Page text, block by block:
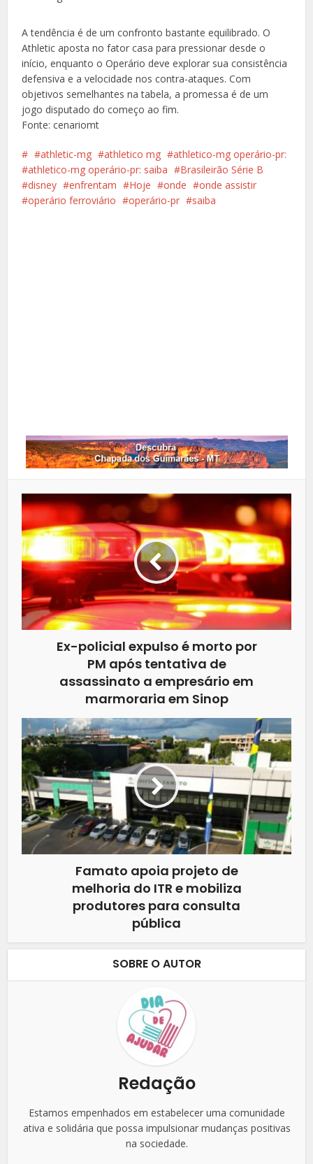
A tendência é de um confronto bastante equilibrado. O
Athletic aposta no fator casa para pressionar desde o
início, enquanto o Operário deve explorar sua consistência
defensiva e a velocidade nos contra-ataques. Com
objetivos semelhantes na tabela, a promessa é de um
jogo disputado do começo ao fim.
Fonte: cenariomt
athletic-mg athletico mg
athletico-mg operário-pr:
athletico-mg operário-pr: saiba
Brasileirão Série B
disney
enfrentam Hoje onde
onde assistir
operário ferroviário
operário-pr saiba
Ex-policial expulso é morto por
PM após tentativa de
assassinato a empresário em
marmoraria em Sinop
Famato apoia projeto de
melhoria do ITR e mobiliza
produtores para consulta
pública
SOBRE O AUTOR
Redação
Estamos empenhados em estabelecer uma comunidade
ativa e solidária que possa impulsionar mudanças positivas
na sociedade.